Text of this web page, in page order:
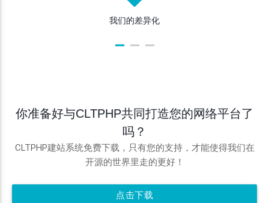
我们的差异化
你准备好与CLTPHP共同打造您的网络平台了
吗？
CLTPHP建站系统免费下载，只有您的支持，才能使得我们在
开源的世界里走的更好！
点击下载